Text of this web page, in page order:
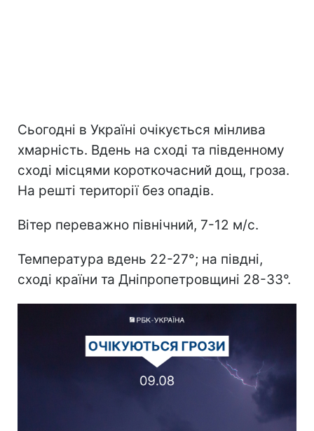
Сьогодні в Україні очікується мінлива
хмарність. Вдень на сході та південному
сході місцями короткочасний дощ, гроза.
На решті території без опадів.
Вітер переважно північний, 7-12 м/с.
Температура вдень 22-27°; на півдні,
сході країни та Дніпропетровщині 28-33°.